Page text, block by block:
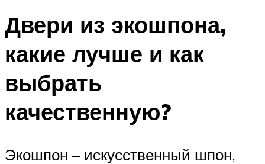
Двери из экошпона,
какие лучше и как
выбрать
качественную?
Экошпон – искусственный шпон,